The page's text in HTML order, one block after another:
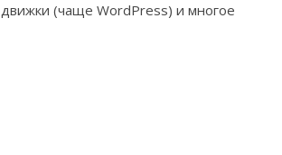
(чаще WordPress) и многое